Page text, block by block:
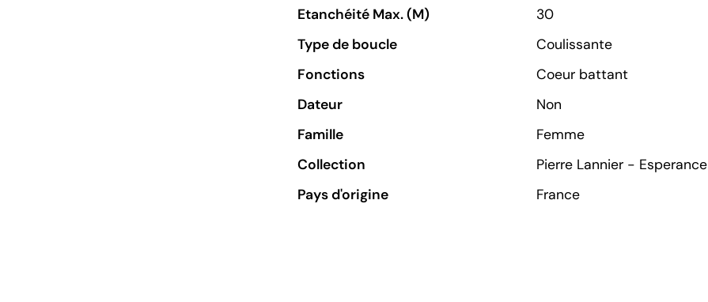
Etanchéité Max. (M)
30
Type de boucle
Coulissante
Fonctions
Coeur battant
Dateur
Non
Famille
Femme
Collection
Pierre Lannier - Esperance
Pays d'origine
France